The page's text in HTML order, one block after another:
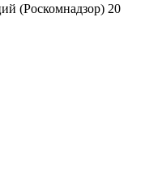
(Роскомнадзор) 20